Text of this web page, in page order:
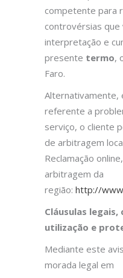
competente para
controvérsias que
interpretação e
presente termo,
Faro.
Alternativamente,
referente a
serviço, o cliente
de arbitragem
Reclamação
arbitragem da
região: http://
Cláusulas legais,
utilização e
Mediante este
morada legal em